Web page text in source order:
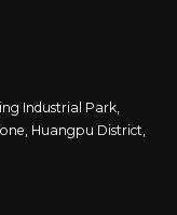
Industrial Park,
Huangpu District,